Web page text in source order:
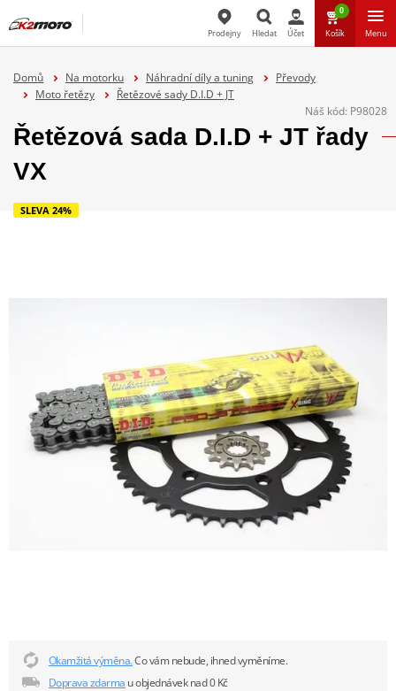
Prodejny Hledat Účet
0
Košík Menu
Domů Na motorku Náhradní díly a tuning
Převody
Moto řetězy
Řetězové sady D.I.D + JT
Náš kód: P98028
Řetězová sada D.I.D + JT řady
VX
SLEVA 24%
Okamžitá výměna.Co vám nebude, ihned vyměníme.
Doprava zdarma u objednávek nad 0 Kč